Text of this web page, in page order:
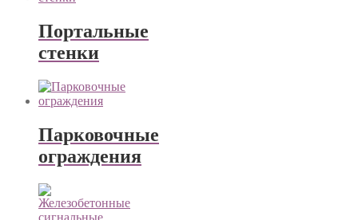
Портальные
стенки
Парковочные
ограждения